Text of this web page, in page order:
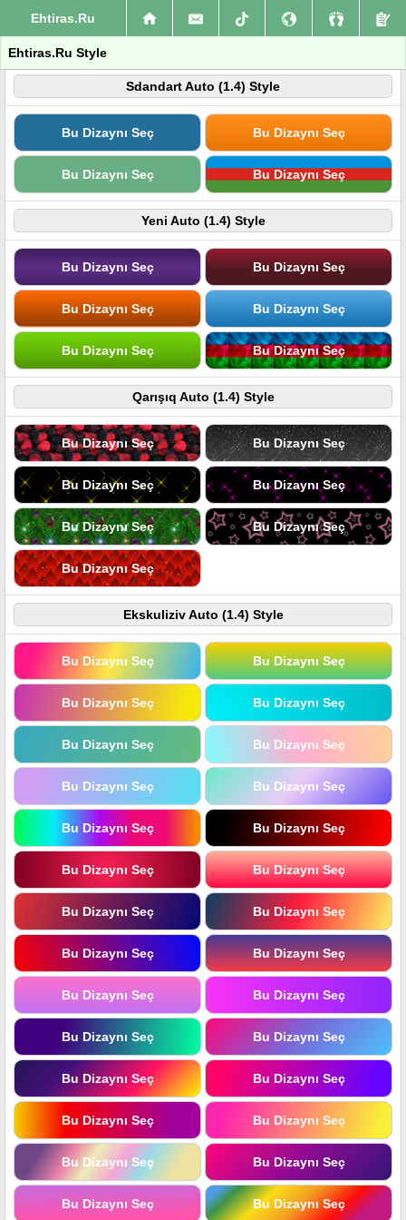
Ehtiras.Ru
Ehtiras.Ru Style
Sdandart Auto (1.4) Style
Bu Dizaynı Seç Bu Dizaynı Seç
Bu Dizaynı Seç Bu Dizaynı Seç
Yeni Auto (1.4) Style
Bu Dizaynı Seç Bu Dizaynı Seç
Bu Dizaynı Seç Bu Dizaynı Seç
Bu Dizaynı Seç Bu Dizaynı Seç
Qarışıq Auto (1.4) Style
Bu Dizaynı Seç Bu Dizaynı Seç
Bu Dizaynı Seç Bu Dizaynı Seç
Bu Dizaynı Seç Bu Dizaynı Seç
Bu Dizaynı Seç
Ekskuliziv Auto (1.4) Style
Bu Dizaynı Seç Bu Dizaynı Seç
Bu Dizaynı Seç Bu Dizaynı Seç
Bu Dizaynı Seç Bu Dizaynı Seç
Bu Dizaynı Seç Bu Dizaynı Seç
Bu Dizaynı Seç Bu Dizaynı Seç
Bu Dizaynı Seç Bu Dizaynı Seç
Bu Dizaynı Seç Bu Dizaynı Seç
Bu Dizaynı Seç Bu Dizaynı Seç
Bu Dizaynı Seç Bu Dizaynı Seç
Bu Dizaynı Seç Bu Dizaynı Seç
Bu Dizaynı Seç Bu Dizaynı Seç
Bu Dizaynı Seç Bu Dizaynı Seç
Bu Dizaynı Seç Bu Dizaynı Seç
Bu Dizaynı Seç Bu Dizaynı Seç